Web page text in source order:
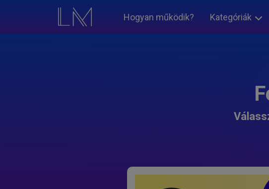
Hogyan működik? Kategóriák